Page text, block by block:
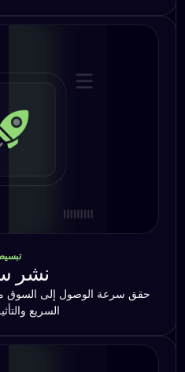
تبسيط
نشر
حقق سرعة الوصول إلى السوق مع
السريع والتأثير